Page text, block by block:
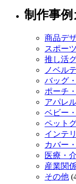
制作事例
商品デ
スポー
推し活
ノベル
バッグ
ポーチ
アパレ
ベビー
ペット
インテ
カバー
医療・
産業関
その他